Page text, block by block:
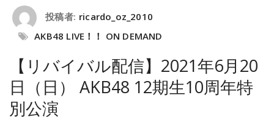
投稿者: ricardo_oz_2010
AKB48 LIVE！！ ON DEMAND
【リバイバル配信】2021年6月20
日（日） AKB48 12期生10周年特
別公演